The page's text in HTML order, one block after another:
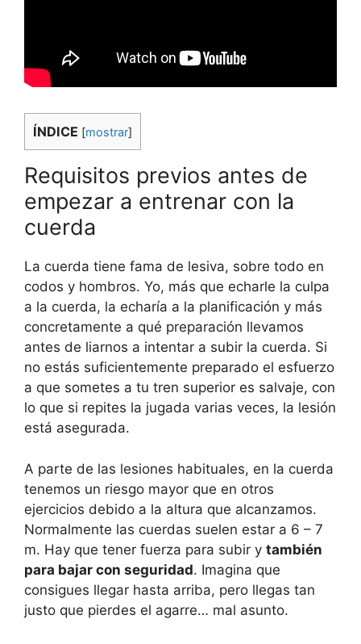
ÍNDICE [mostrar]
Requisitos previos antes de
empezar a entrenar con la
cuerda
La cuerda tiene fama de lesiva, sobre todo en
codos y hombros. Yo, más que echarle la culpa
a la cuerda, la echaría a la planificación y más
concretamente a qué preparación llevamos
antes de liarnos a intentar a subir la cuerda. Si
no estás suficientemente preparado el esfuerzo
a que sometes a tu tren superior es salvaje, con
lo que si repites la jugada varias veces, la lesión
está asegurada.
A parte de las lesiones habituales, en la cuerda
tenemos un riesgo mayor que en otros
ejercicios debido a la altura que alcanzamos.
Normalmente las cuerdas suelen estar a 6 – 7
m. Hay que tener fuerza para subir y también
para bajar con seguridad. Imagina que
consigues llegar hasta arriba, pero llegas tan
justo que pierdes el agarre… mal asunto.